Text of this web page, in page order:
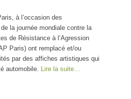
satiriques pour
dénoncer la publicité
automobile
à l’occasion des
la journée mondiale contre la
de Résistance à l’Agression
Paris) ont remplacé et/ou
par des affiches artistiques qui
automobile. Lire la suite…